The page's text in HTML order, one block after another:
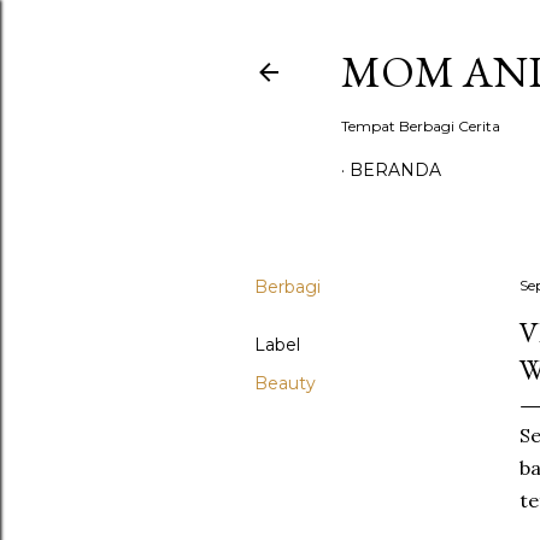
MOM
Tempat Berbagi Cerita
BERANDA
Berbagi
Label
Beauty